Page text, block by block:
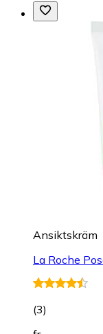
Ansiktskräm
La Roche
(3)